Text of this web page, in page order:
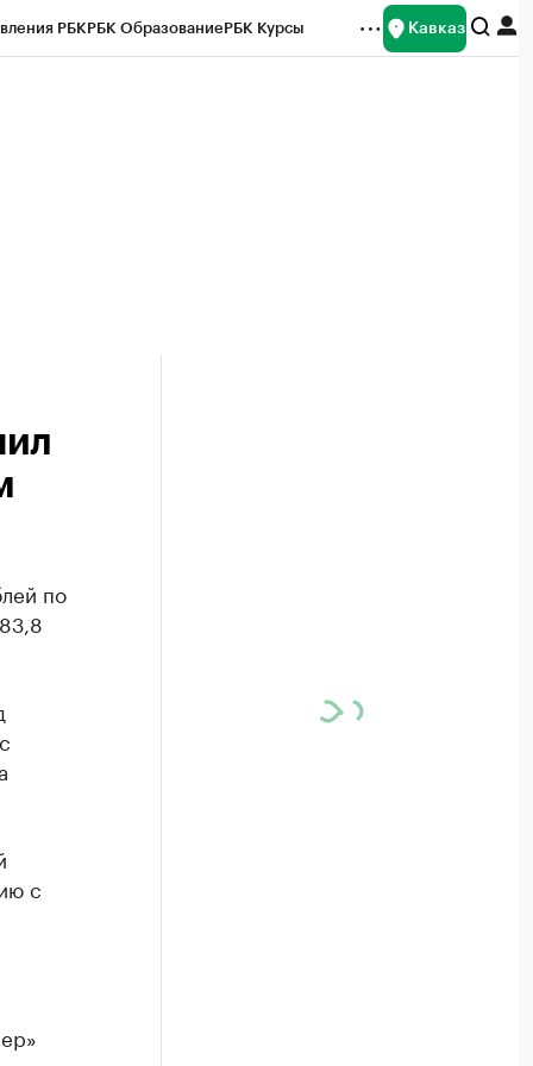
РБКРБК ОбразованиеРБК Курсы Кавказ
по
с